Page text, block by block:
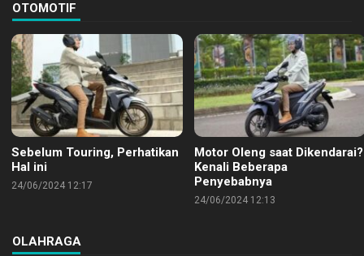
OTOMOTIF
Sebelum Touring, Perhatikan
Hal ini
24/06/2024 12:17
Motor Oleng saat Dikendarai?
Kenali Beberapa
Penyebabnya
24/06/2024 12:13
OLAHRAGA